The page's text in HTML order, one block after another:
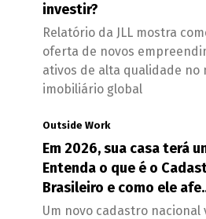
investir?
Relatório da JLL mostra
oferta de novos
ativos de alta qualidade no
imobiliário global
Outside Work
Em 2026, sua casa terá
Entenda o que é o
Brasileiro e como ele
Um novo cadastro nacional